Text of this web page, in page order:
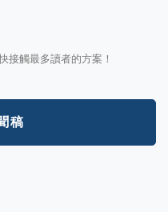
接觸最多讀者的方案！
稿